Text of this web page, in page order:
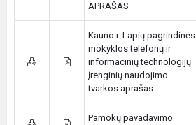
APRAŠAS
Kauno r. Lapių pagrindinės
mokyklos telefonų ir
informacinių technologijų
įrenginių naudojimo
tvarkos aprašas
Pamokų pavadavimo